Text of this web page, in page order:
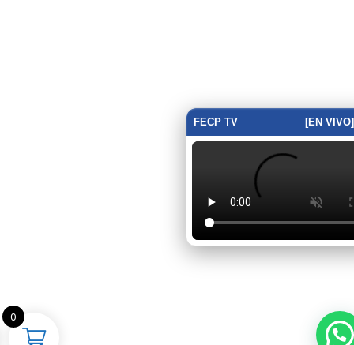
FECP TV [EN VIVO]
0